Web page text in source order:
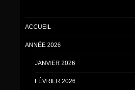
ACCUEIL
ANNÉE 2026
JANVIER 2026
FÉVRIER 2026